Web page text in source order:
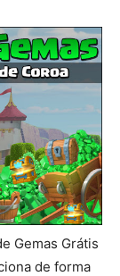
Gemas Grátis
de forma